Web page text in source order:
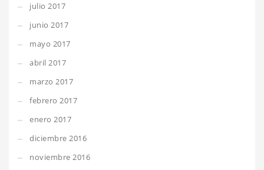
julio 2017
junio 2017
mayo 2017
abril 2017
marzo 2017
febrero 2017
enero 2017
diciembre 2016
noviembre 2016